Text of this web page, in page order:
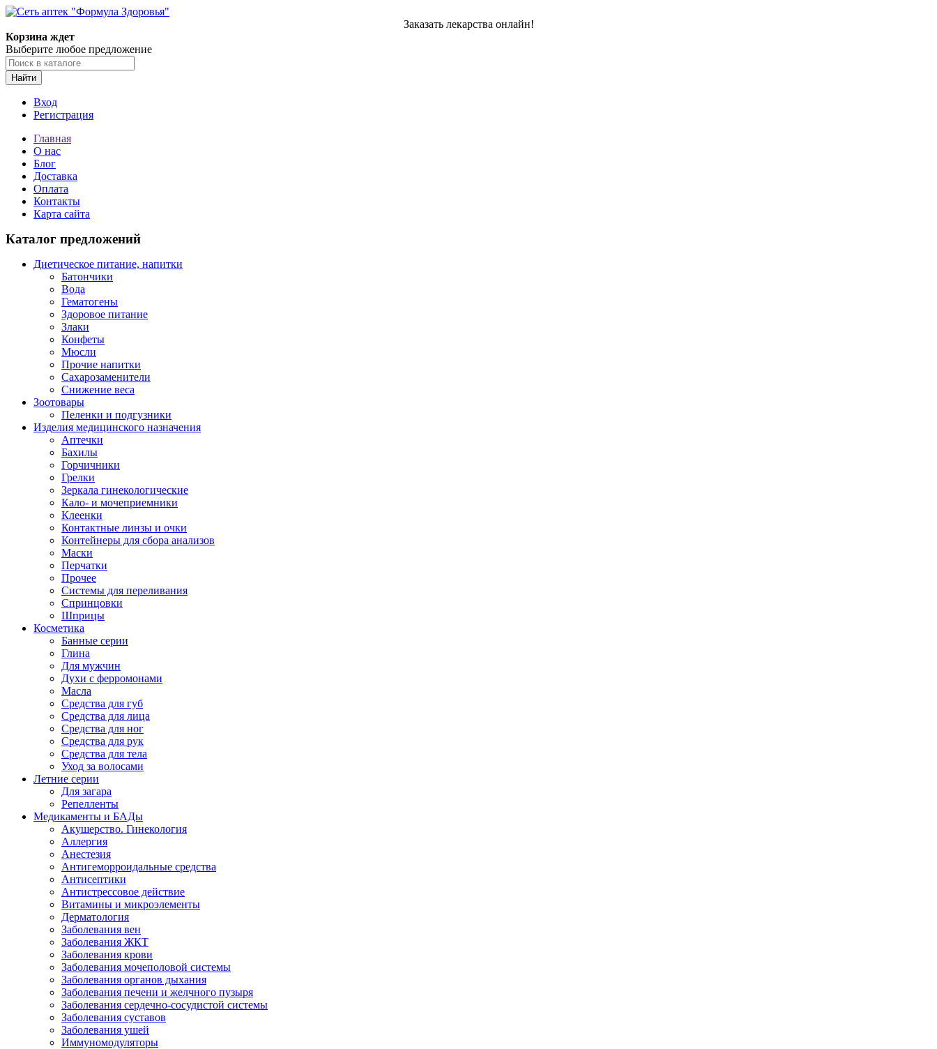
Заказать лекарства онлайн!
Корзина ждет
Выберите любое предложение
Найти
Вход
Регистрация
Главная
О нас
Блог
Доставка
Оплата
Контакты
Карта сайта
Каталог предложений
Диетическое питание, напитки
Батончики
Вода
Гематогены
Здоровое питание
Злаки
Конфеты
Мюсли
Прочие напитки
Сахарозаменители
Снижение веса
Зоотовары
Пеленки и подгузники
Изделия медицинского назначения
Аптечки
Бахилы
Горчичники
Грелки
Зеркала гинекологические
Кало- и мочеприемники
Клеенки
Контактные линзы и очки
Контейнеры для сбора анализов
Маски
Перчатки
Прочее
Системы для переливания
Спринцовки
Шприцы
Косметика
Банные серии
Глина
Для мужчин
Духи с ферромонами
Масла
Средства для губ
Средства для лица
Средства для ног
Средства для рук
Средства для тела
Уход за волосами
Летние серии
Для загара
Репелленты
Медикаменты и БАДы
Акушерство. Гинекология
Аллергия
Анестезия
Антигеморроидальные средства
Антисептики
Антистрессовое действие
Витамины и микроэлементы
Дерматология
Заболевания вен
Заболевания ЖКТ
Заболевания крови
Заболевания мочеполовой системы
Заболевания органов дыхания
Заболевания печени и желчного пузыря
Заболевания сердечно-сосудистой системы
Заболевания суставов
Заболевания ушей
Иммуномодуляторы